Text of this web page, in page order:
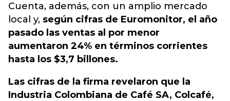
Cuenta, además, con un amplio mercado
local y, según cifras de Euromonitor, el año
pasado las ventas al por menor
aumentaron 24% en términos corrientes
hasta los $3,7 billones.
Las cifras de la firma revelaron que la
Industria Colombiana de Café SA, Colcafé,